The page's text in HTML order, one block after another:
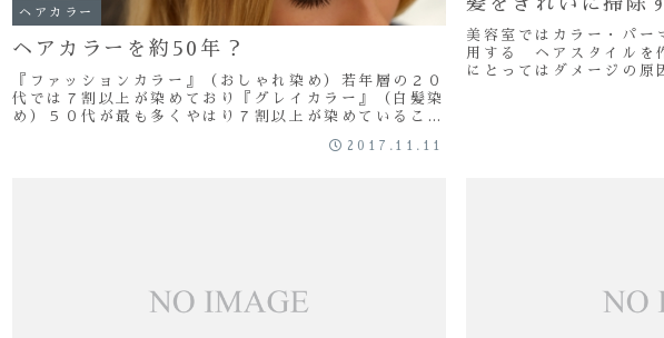
ヘアカラー
ヘアカラーを約50年？
『ファッションカラー』（おしゃれ染め）若年層の２０
代では７割以上が染めており『グレイカラー』（白髪染
め）５０代が最も多くやはり７割以上が染めているここ
2017.11.11
美容室ではカラー・パー
用する ヘアスタイルを
にとってはダメージの原